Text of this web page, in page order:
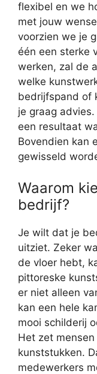
flexibel en we
met jouw
voorzien we je
één een sterke
werken, zal de
welke
bedrijfspand of
je graag
een resultaat
Bovendien kan
gewisseld
Waarom
bedrijf?
Je wilt dat je
uitziet. Zeker
de vloer hebt,
pittoreske
er niet alleen
kan een hele
mooi schilderij
Het zet
kunststukken.
medewerkers